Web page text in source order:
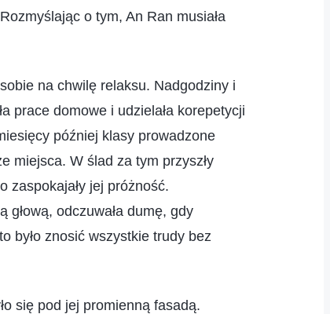
o tym, An Ran musiała
na chwilę relaksu. Nadgodziny i
prace domowe i udzielała korepetycji
później klasy prowadzone
miejsca. W ślad za tym przyszły
zaspokajały jej próżność.
głową, odczuwała dumę, gdy
było znosić wszystkie trudy bez
się pod jej promienną fasadą.